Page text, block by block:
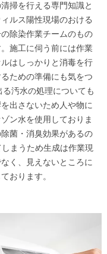
掃を行える専門知識と
ルス陽性現場のおける
除染作業チームのもの
施工に伺う前には作業
はしっかりと消毒を行
ための準備にも気をつ
汚水の処理についても
出さないため人や物に
ン水を使用しておりま
菌・消臭効果があるの
まうため生成は作業現
く、見えないところに
おります。